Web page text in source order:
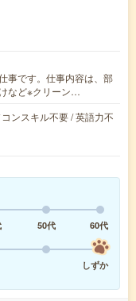
事です。仕事内容は、部
など※クリーン…
ンスキル不要 / 英語力不
50代
60代
しずか